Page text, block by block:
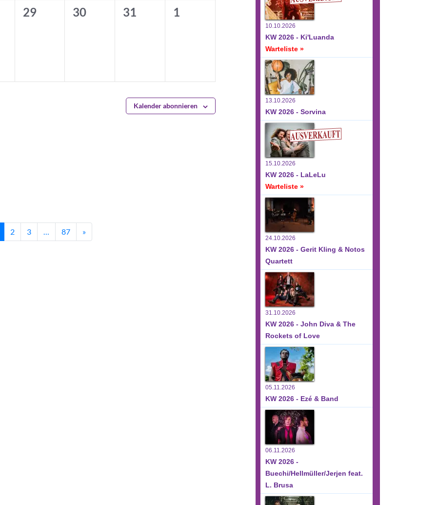
0
29
0
30
0
31
0
1
Kalender abonnieren
2 3 … 87 »
10.10.2026
KW 2026 - Ki'Luanda
Warteliste »
13.10.2026
KW 2026 - Sorvina
15.10.2026
KW 2026 - LaLeLu
Warteliste »
24.10.2026
KW 2026 - Gerit Kling & Notos
Quartett
31.10.2026
KW 2026 - John Diva & The
Rockets of Love
05.11.2026
KW 2026 - Ezé & Band
06.11.2026
KW 2026 -
Buechi/Hellmüller/Jerjen feat.
L. Brusa